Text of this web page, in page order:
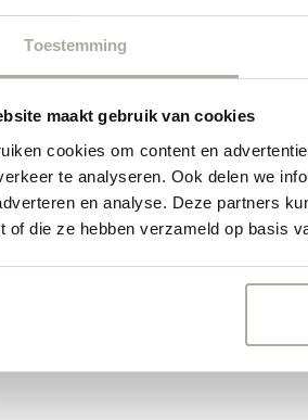
Toestemming
maakt gebruik van cookies
cookies om content en
te analyseren. Ook delen we
en analyse. Deze partners
of die ze hebben verzameld op basis